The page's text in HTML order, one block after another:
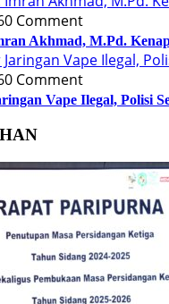
0 Comment
Akhmad, M.Pd.
0 Comment
Vape Ilegal, Polisi